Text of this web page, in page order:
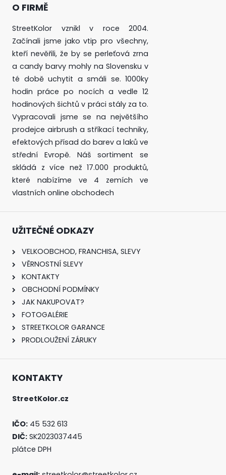
O FIRMĚ
StreetKolor vznikl v roce 2004.
Začínali jsme jako vtip pro všechny,
kteří nevěřili, že by se perleťová zrna
a candy barvy mohly na Slovensku v
té době uchytit a smáli se. 1000ky
hodin práce po nocích a vedle 12
hodinových šichtů v práci stály za to.
Vypracovali jsme se na největšího
prodejce airbrush a stříkací techniky,
efektových přísad do barev a laků ve
střední Evropě. Náš sortiment se
skládá z více než 17.000 produktů,
které nabízíme ve 4 zemích ve
vlastních online obchodech
UŽITEČNÉ ODKAZY
VELKOOBCHOD, FRANCHISA, SLEVY
VĚRNOSTNÍ SLEVY
KONTAKTY
OBCHODNÍ PODMÍNKY
JAK NAKUPOVAT?
FOTOGALÉRIE
STREETKOLOR GARANCE
PRODLOUŽENÍ ZÁRUKY
KONTAKTY
StreetKolor.cz
IČO: 45 532 613
DIČ: SK2023037445
plátce DPH